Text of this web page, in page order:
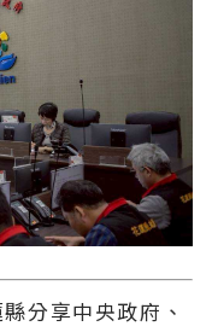
分享中央政府、